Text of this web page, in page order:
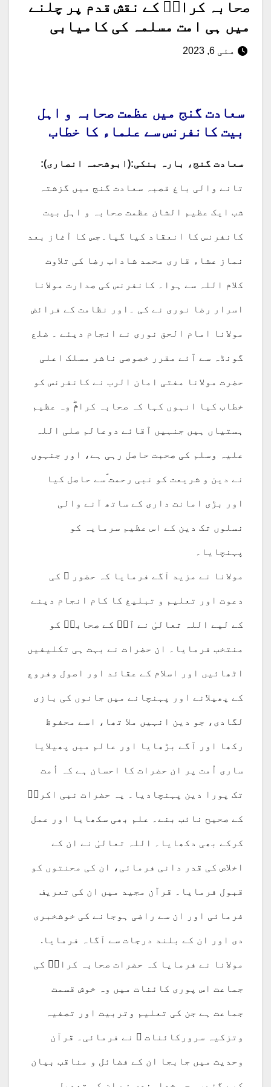
صحابہ کرامؓ کے نقش قدم پر چلنے
میں ہی امت مسلمہ کی کامیابی
مئی 6, 2023
سعادت گنج میں عظمت صحابہ و اہل
بیت کانفرنس سے علماء کا خطاب
سعادت گنج، بارہ بنکی:(ابوشحمہ انصاری):
تانے والی باغ قصبہ سعادت گنج میں گزشتہ
شب ایک عظیم الشان عظمت صحابہ و اہل بیت
کانفرنس کا انعقاد کیا گیا۔جس کا آغاز بعد
نماز عشاء قاری محمد شاداب رضا کی تلاوت
کلام اللہ سے ہوا۔ کانفرنس کی صدارت مولانا
اسرار رضا نوری نے کی ۔اور نظامت کے فرائض
مولانا امام الحق نوری نے انجام دیئے ۔ ضلع
گونڈہ سے آئے مقرر خصوصی ناشر مسلک اعلی
حضرت مولانا مفتی امان الرب نے کانفرنس کو
خطاب کیا انہوں کہا کہ صحابہ کرامؓ وہ عظیم
ہستیاں ہیں جنہیں آقائے دوعالم صلی اللہ
علیہ وسلم کی صحبت حاصل رہی ہے، اور جنہوں
نے دین و شریعت کو نبی رحمت ؐسے حاصل کیا
اور بڑی امانت داری کے ساتھ آنے والی
نسلوں تک دین کے اس عظیم سرمایہ کو
پہنچایا۔
مولانا نے مزید آگے فرمایا کہ حضور ﷺ کی
دعوت اور تعلیم و تبلیغ کا کام انجام دینے
کے لیے اللہ تعالیٰ نے آپؐ کے صحابہؓ کو
منتخب فرمایا۔ ان حضرات نے بہت ہی تکلیفیں
اٹھائیں اور اسلام کے عقائد اور اصول وفروع
کے پھیلانے اور پہنچانے میں جانوں کی بازی
لگادی، جو دین انہیں ملا تھا، اسے محفوظ
رکھا اور آگے بڑھایا اور عالم میں پھیلایا
ساری اُمت پر ان حضرات کا احسان ہے کہ اُمت
تک پورا دین پہنچادیا۔ یہ حضرات نبی اکرمؐ
کے صحیح نائب بنے۔ علم بھی سکھایا اور عمل
کرکے بھی دکھایا۔ اللہ تعالیٰ نے ان کے
اخلاص کی قدر دانی فرمائی، ان کی محنتوں کو
قبول فرمایا۔ قرآن مجید میں ان کی تعریف
فرمائی اور ان سے راضی ہوجانے کی خوشخبری
دی اور ان کے بلند درجات سے آگاہ فرمایا.
مولانا نے فرمایا کہ حضرات صحابہ کرامؓ کی
جماعت اس پوری کائنات میں وہ خوش قسمت
جماعت ہے جن کی تعلیم وتربیت اور تصفیہ
وتزکیہ سرورکائنات ﷺ نے فرمائی۔ قرآن
وحدیث میں جابجا ان کے فضائل و مناقب بیان